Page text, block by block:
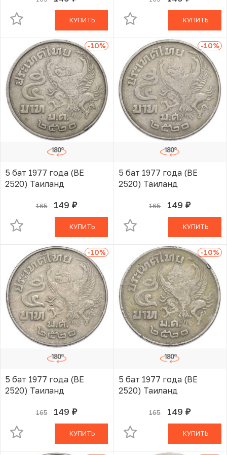
КУПИТЬ КУПИТЬ
-10%
5 бат 1977 года (BE
2520) Таиланд
165 149 руб.
В КОРЗИНЕ
КУПИТЬ
-10%
5 бат 1977 года (BE
2520) Таиланд
165 149 руб.
В КОРЗИНЕ
КУПИТЬ
-10%
5 бат 1977 года (BE
2520) Таиланд
165 149 руб.
В КОРЗИНЕ
КУПИТЬ
-10%
5 бат 1977 года (BE
2520) Таиланд
165 149 руб.
В КОРЗИНЕ
КУПИТЬ